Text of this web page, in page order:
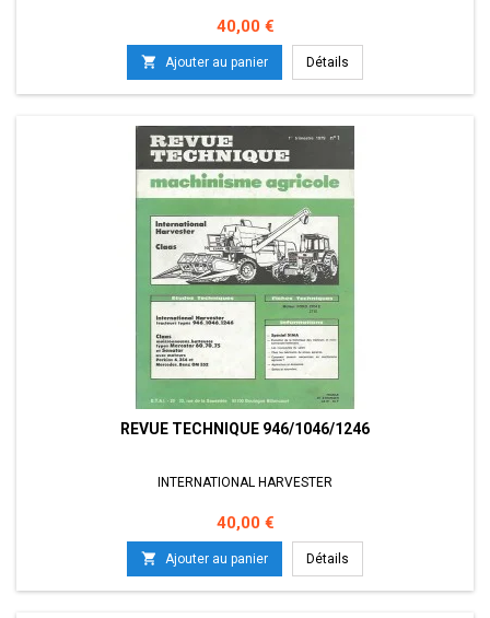
Prix
40,00 €
 Ajouter au panier Détails
REVUE TECHNIQUE 946/1046/1246
INTERNATIONAL HARVESTER
Prix
40,00 €
 Ajouter au panier Détails